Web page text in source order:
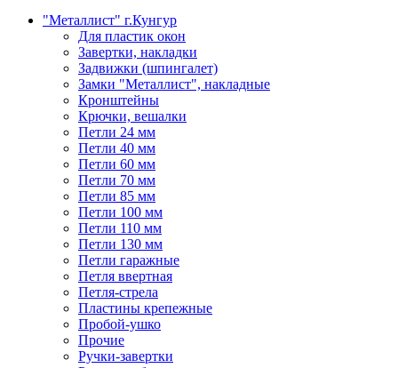
"Металлист" г.Кунгур
Для пластик окон
Завертки, накладки
Задвижки (шпингалет)
Замки "Металлист", накладные
Кронштейны
Крючки, вешалки
Петли 24 мм
Петли 40 мм
Петли 60 мм
Петли 70 мм
Петли 85 мм
Петли 100 мм
Петли 110 мм
Петли 130 мм
Петли гаражные
Петля ввертная
Петля-стрела
Пластины крепежные
Пробой-ушко
Прочие
Ручки-завертки